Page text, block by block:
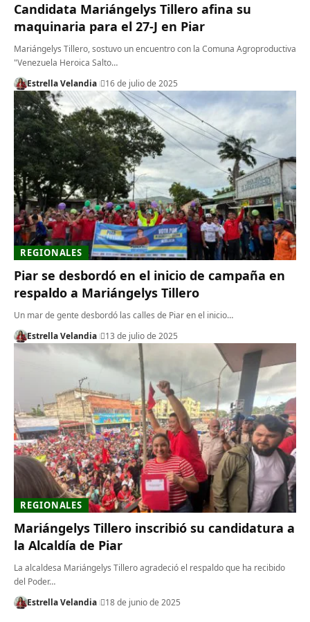
Candidata Mariángelys Tillero afina su
maquinaria para el 27-J en Piar
Mariángelys Tillero, sostuvo un encuentro con la Comuna Agroproductiva
"Venezuela Heroica Salto…
Estrella Velandia
16 de julio de 2025
REGIONALES
Piar se desbordó en el inicio de campaña en
respaldo a Mariángelys Tillero
Un mar de gente desbordó las calles de Piar en el inicio…
Estrella Velandia
13 de julio de 2025
REGIONALES
Mariángelys Tillero inscribió su candidatura a
la Alcaldía de Piar
La alcaldesa Mariángelys Tillero agradeció el respaldo que ha recibido
del Poder…
Estrella Velandia
18 de junio de 2025